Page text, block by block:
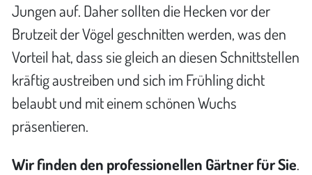
Jungen auf. Daher sollten die Hecken vor der
Brutzeit der Vögel geschnitten werden, was den
Vorteil hat, dass sie gleich an diesen Schnittstellen
kräftig austreiben und sich im Frühling dicht
belaubt und mit einem schönen Wuchs
präsentieren.
Wir finden den professionellen Gärtner für Sie.